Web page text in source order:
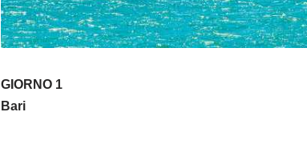
GIORNO 1
Bari